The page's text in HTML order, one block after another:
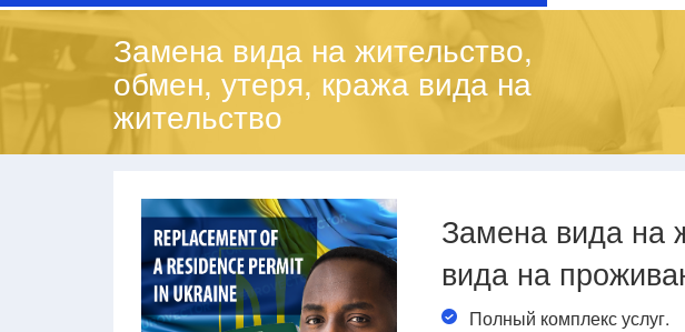
Замена вида на жительство,
обмен, утеря, кража вида на
жительство
Замена вида на
вида на
Полный комплекс услуг.